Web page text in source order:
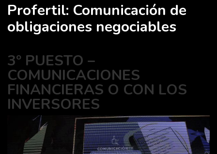
Profertil: Comunicación de
obligaciones negociables
3º PUESTO –
COMUNICACIONES
FINANCIERAS O CON LOS
INVERSORES